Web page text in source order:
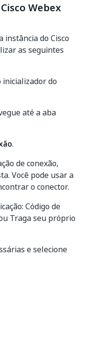
Webex
instância do Cisco
as seguintes
do
até a aba
.
de conexão,
Você pode usar a
o conector.
Código de
Traga seu próprio
e selecione